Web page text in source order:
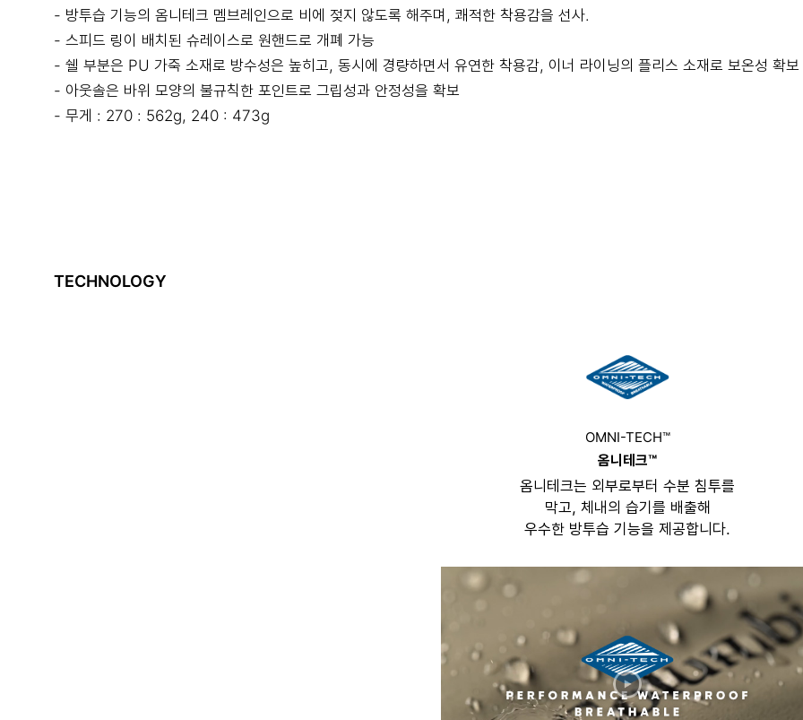
- 방투습 기능의 옴니테크 멤브레인으로 비에 젖지 않도록 해주며, 쾌적한 착용감을 선사.
- 스피드 링이 배치된 슈레이스로 원핸드로 개폐 가능
- 쉘 부분은 PU 가죽 소재로 방수성은 높히고, 동시에 경량하면서 유연한 착용감, 이너 라이닝의 플리스 소재로 보온성 확보
- 아웃솔은 바위 모양의 불규칙한 포인트로 그립성과 안정성을 확보
- 무게 : 270 : 562g, 240 : 473g
TECHNOLOGY
OMNI-TECH™
옴니테크™
옴니테크는 외부로부터 수분 침투를
막고, 체내의 습기를 배출해
우수한 방투습 기능을 제공합니다.